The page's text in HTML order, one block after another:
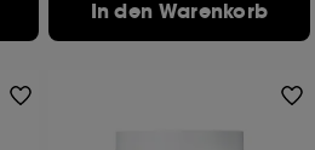
In den Warenkorb